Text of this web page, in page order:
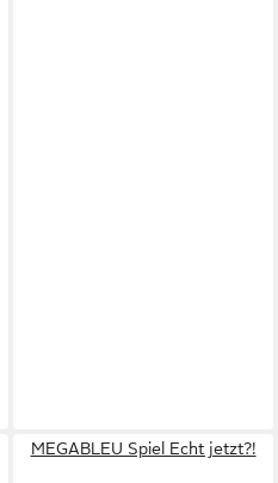
MEGABLEU Spiel Echt jetzt?!